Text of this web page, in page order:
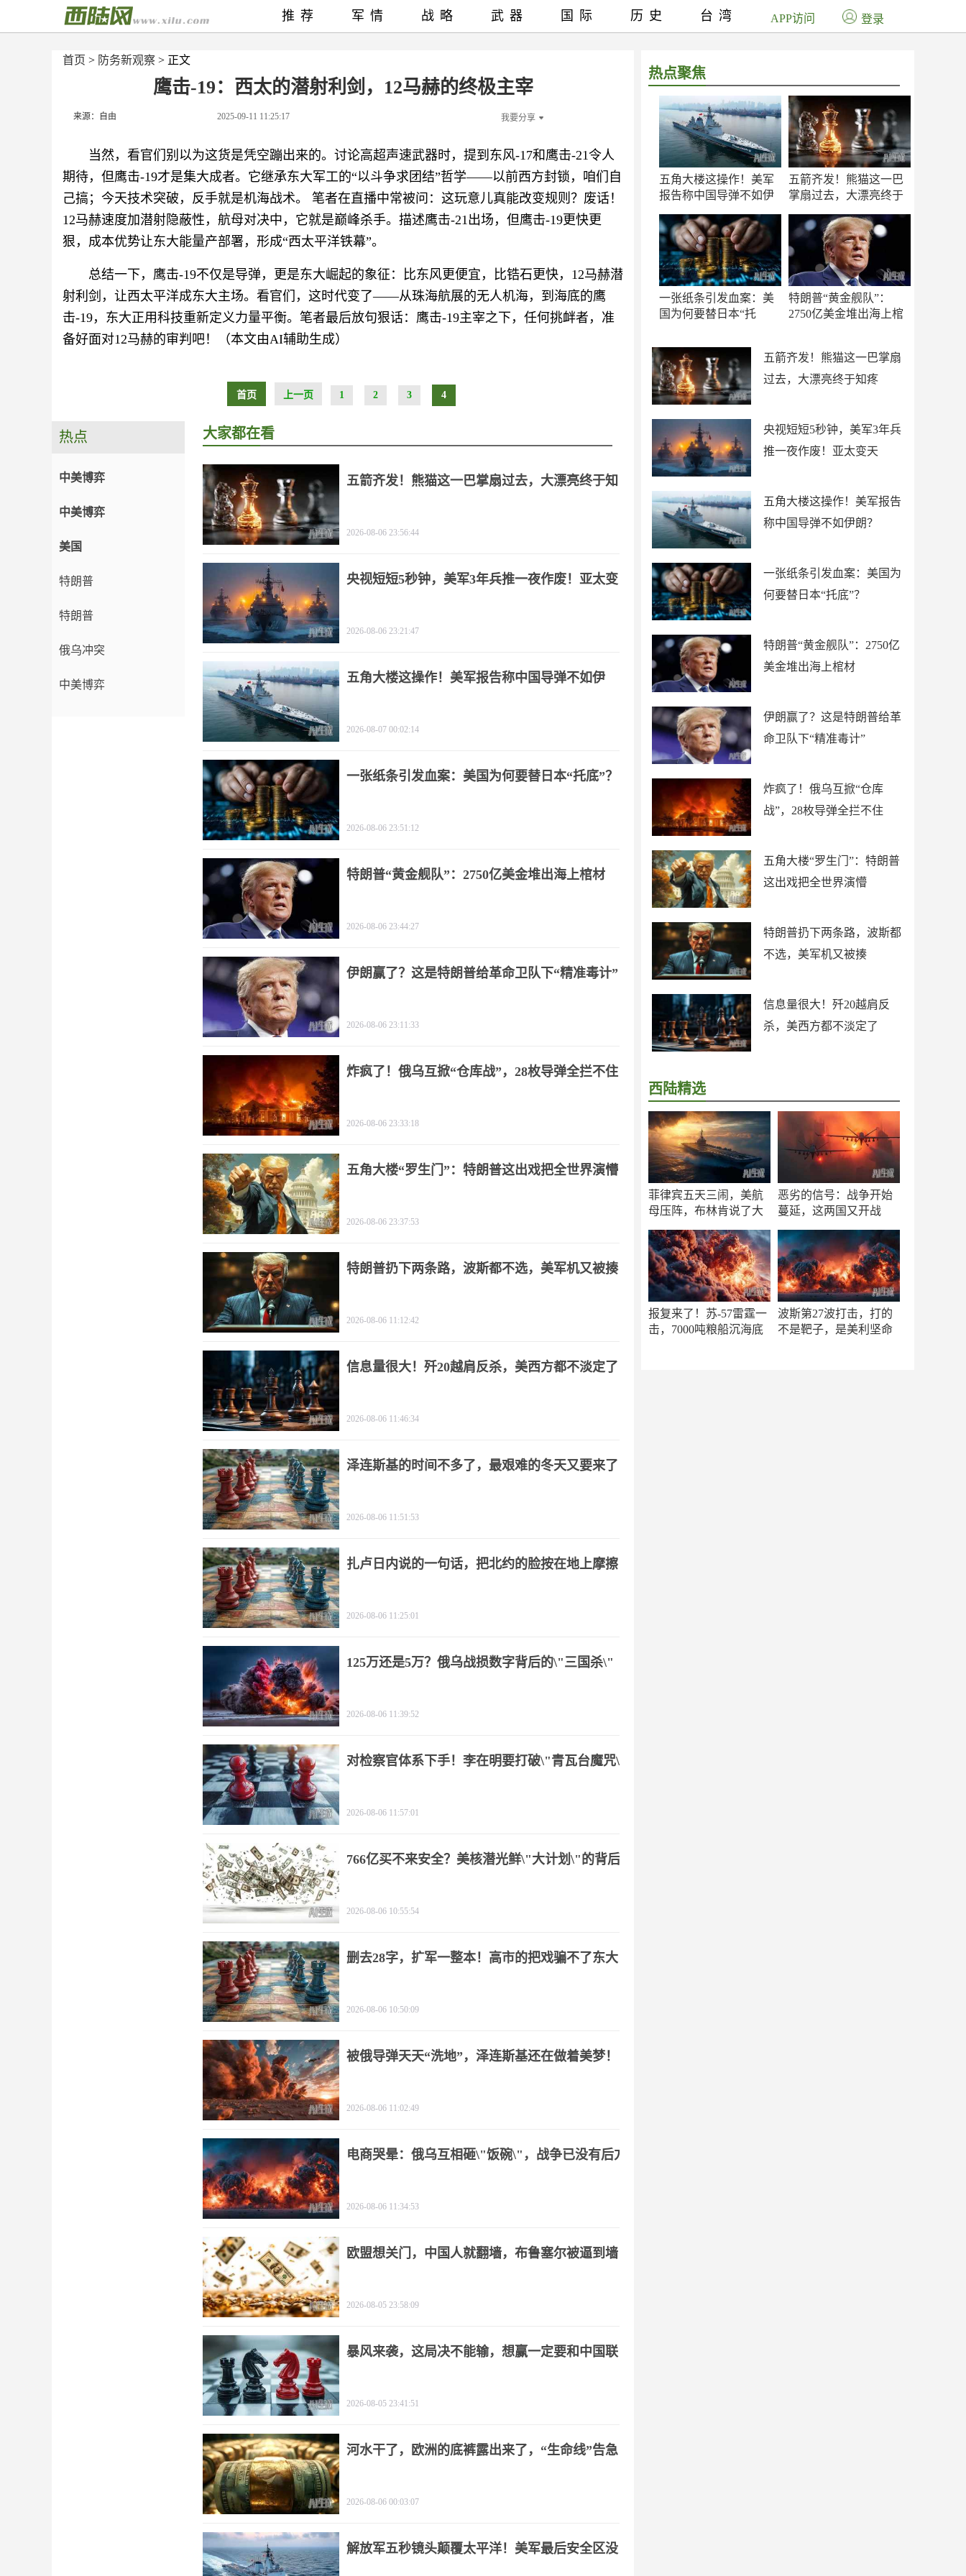
首页 > 防务新观察 > 正文
鹰击-19：西太的潜射利剑，12马赫的终极主宰
来源：自由 2025-09-11 11:25:17 我要分享
当然，看官们别以为这货是凭空蹦出来的。讨论高超声速武器时，提到东风-17和鹰击-21令人
期待，但鹰击-19才是集大成者。它继承东大军工的“以斗争求团结”哲学——以前西方封锁，咱们自
己搞；今天技术突破，反手就是机海战术。 笔者在直播中常被问：这玩意儿真能改变规则？废话！
12马赫速度加潜射隐蔽性，航母对决中，它就是巅峰杀手。描述鹰击-21出场，但鹰击-19更快更
狠，成本优势让东大能量产部署，形成“西太平洋铁幕”。
总结一下，鹰击-19不仅是导弹，更是东大崛起的象征：比东风更便宜，比锆石更快，12马赫潜
射利剑，让西太平洋成东大主场。看官们，这时代变了——从珠海航展的无人机海，到海底的鹰
击-19，东大正用科技重新定义力量平衡。笔者最后放句狠话：鹰击-19主宰之下，任何挑衅者，准
备好面对12马赫的审判吧！（本文由AI辅助生成）
首页 上一页 1 2 3 4
热点聚焦
五角大楼这操作！美军
报告称中国导弹不如伊
五箭齐发！熊猫这一巴
掌扇过去，大漂亮终于
一张纸条引发血案：美
国为何要替日本“托
特朗普“黄金舰队”：
2750亿美金堆出海上棺
五箭齐发！熊猫这一巴掌扇
过去，大漂亮终于知疼
央视短短5秒钟，美军3年兵
推一夜作废！亚太变天
五角大楼这操作！美军报告
称中国导弹不如伊朗？
一张纸条引发血案：美国为
何要替日本“托底”？
特朗普“黄金舰队”：2750亿
美金堆出海上棺材
伊朗赢了？这是特朗普给革
命卫队下“精准毒计”
炸疯了！俄乌互掀“仓库
战”，28枚导弹全拦不住
五角大楼“罗生门”：特朗普
这出戏把全世界演懵
特朗普扔下两条路，波斯都
不选，美军机又被揍
信息量很大！歼20越肩反
杀，美西方都不淡定了
西陆精选
菲律宾五天三闹，美航
母压阵，布林肯说了大
恶劣的信号：战争开始
蔓延，这两国又开战
报复来了！苏-57雷霆一
击，7000吨粮船沉海底
波斯第27波打击，打的
不是靶子，是美利坚命
推荐 军情 战略 武器 国际 历史 台湾 APP访问 登录
热点
中美博弈
中美博弈
美国
特朗普
特朗普
俄乌冲突
中美博弈
大家都在看
五箭齐发！熊猫这一巴掌扇过去，大漂亮终于知
2026-08-06 23:56:44
央视短短5秒钟，美军3年兵推一夜作废！亚太变
2026-08-06 23:21:47
五角大楼这操作！美军报告称中国导弹不如伊
2026-08-07 00:02:14
一张纸条引发血案：美国为何要替日本“托底”？
2026-08-06 23:51:12
特朗普“黄金舰队”：2750亿美金堆出海上棺材
2026-08-06 23:44:27
伊朗赢了？这是特朗普给革命卫队下“精准毒计”
2026-08-06 23:11:33
炸疯了！俄乌互掀“仓库战”，28枚导弹全拦不住
2026-08-06 23:33:18
五角大楼“罗生门”：特朗普这出戏把全世界演懵
2026-08-06 23:37:53
特朗普扔下两条路，波斯都不选，美军机又被揍
2026-08-06 11:12:42
信息量很大！歼20越肩反杀，美西方都不淡定了
2026-08-06 11:46:34
泽连斯基的时间不多了，最艰难的冬天又要来了
2026-08-06 11:51:53
扎卢日内说的一句话，把北约的脸按在地上摩擦
2026-08-06 11:25:01
125万还是5万？俄乌战损数字背后的\"三国杀\"
2026-08-06 11:39:52
对检察官体系下手！李在明要打破\"青瓦台魔咒\"
2026-08-06 11:57:01
766亿买不来安全？美核潜光鲜\"大计划\"的背后
2026-08-06 10:55:54
删去28字，扩军一整本！高市的把戏骗不了东大
2026-08-06 10:50:09
被俄导弹天天“洗地”，泽连斯基还在做着美梦！
2026-08-06 11:02:49
电商哭晕：俄乌互相砸\"饭碗\"，战争已没有后方
2026-08-06 11:34:53
欧盟想关门，中国人就翻墙，布鲁塞尔被逼到墙
2026-08-05 23:58:09
暴风来袭，这局决不能输，想赢一定要和中国联
2026-08-05 23:41:51
河水干了，欧洲的底裤露出来了，“生命线”告急
2026-08-06 00:03:07
解放军五秒镜头颠覆太平洋！美军最后安全区没